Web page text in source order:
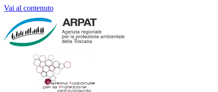
Vai al contenuto